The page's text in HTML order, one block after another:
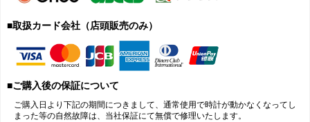
■取扱カード会社（店頭販売のみ）
■ご購入後の保証について
ご購入日より下記の期間につきまして、通常使用で時計が動かなくなってし
まった等の自然故障は、当社保証にて無償で修理いたします。